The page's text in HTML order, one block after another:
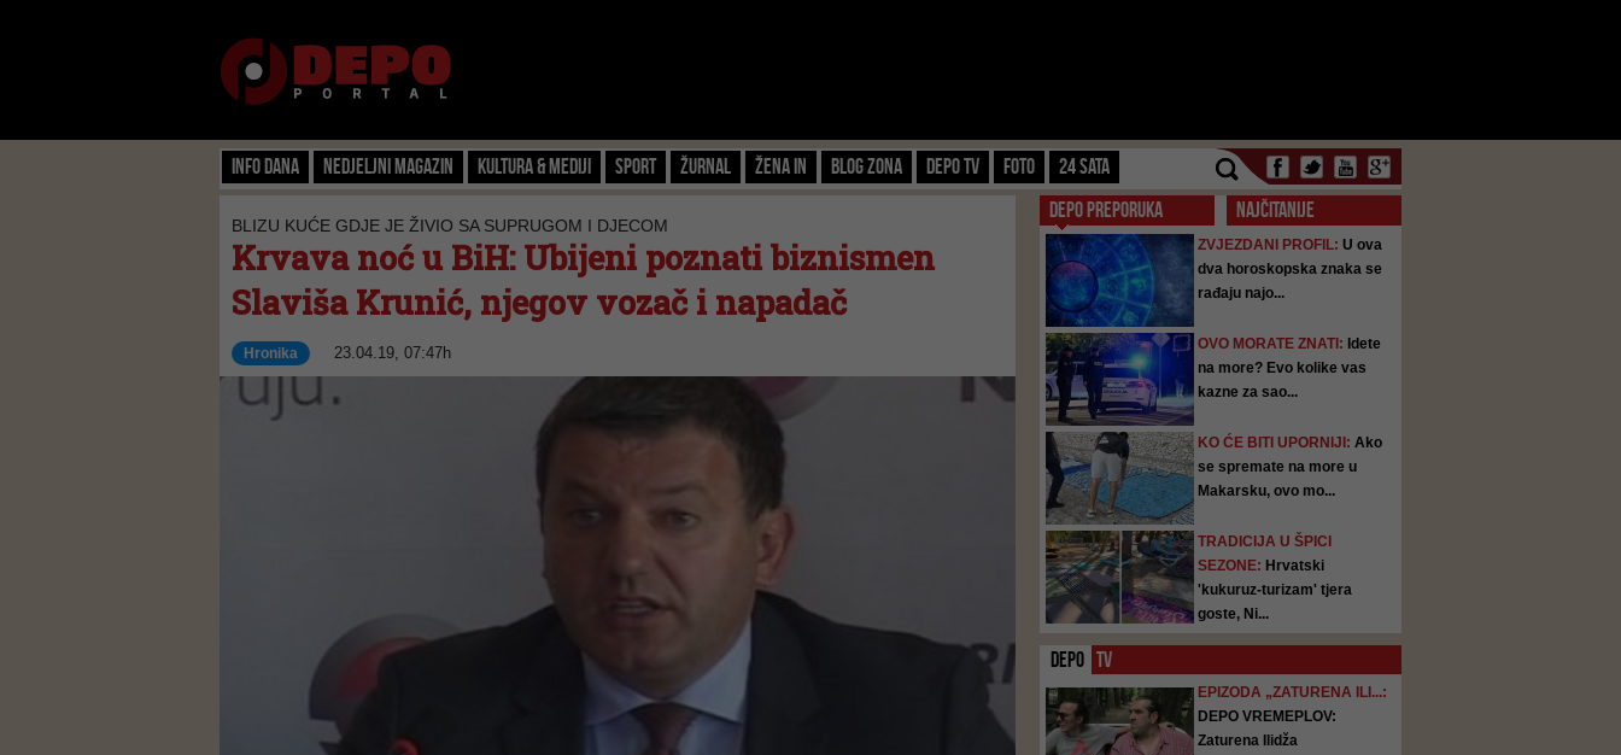
Info dana Nedjeljni magazin Kultura & Mediji Sport Žurnal Žena IN Blog zona Depo TV FOTO 24 SATA
BLIZU KUĆE GDJE JE ŽIVIO SA SUPRUGOM I DJECOM
Krvava noć u BiH: Ubijeni poznati biznismen
Slaviša Krunić, njegov vozač i napadač
Hronika 23.04.19, 07:47h
DEPO PREPORUKA NAJČITANIJE
ZVJEZDANI PROFIL: U ova
dva horoskopska znaka se
rađaju najo...
OVO MORATE ZNATI: Idete
na more? Evo kolike vas
kazne za sao...
KO ĆE BITI UPORNIJI: Ako
se spremate na more u
Makarsku, ovo mo...
TRADICIJA U ŠPICI
SEZONE: Hrvatski
'kukuruz-turizam' tjera
goste, Ni...
DEPO TV
EPIZODA „ZATURENA ILI...:
DEPO VREMEPLOV:
Zaturena Ilidža